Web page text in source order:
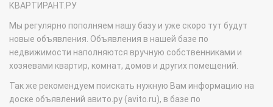
КВАРТИРАНТ.РУ
Мы регулярно пополняем нашу базу и уже скоро тут будут
новые объявления. Объявления в нашей базе по
недвижимости наполняются вручную собственниками и
хозяевами квартир, комнат, домов и других помещений.
Так же рекомендуем поискать нужную Вам информацию на
доске объявлений авито.ру (avito.ru), в базе по